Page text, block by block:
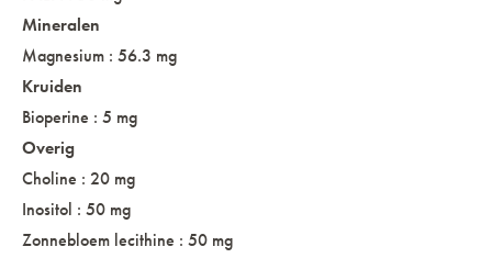
Mineralen
Magnesium : 56.3 mg
Kruiden
Bioperine : 5 mg
Overig
Choline : 20 mg
Inositol : 50 mg
Zonnebloem lecithine : 50 mg